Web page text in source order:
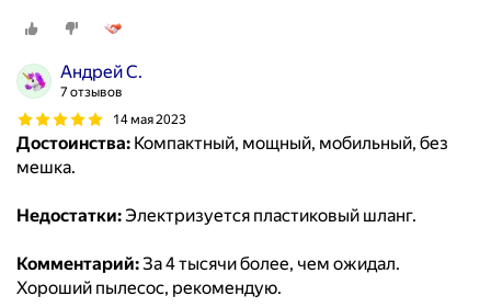
Андрей С.
7 отзывов
14 мая 2023
Достоинства: Компактный, мощный, мобильный, без
мешка.
Недостатки:Электризуется пластиковый шланг.
Комментарий:За 4 тысячи более, чем ожидал.
Хороший пылесос, рекомендую.